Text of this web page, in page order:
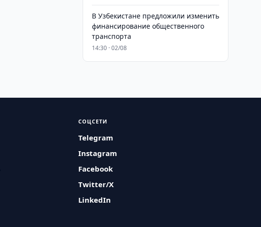
В Узбекистане предложили изменить
финансирование общественного
транспорта
14:30 · 02/08
СОЦСЕТИ
Telegram
Instagram
Facebook
Twitter/X
LinkedIn